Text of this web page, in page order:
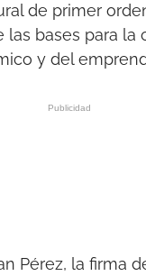
de primer
bases para la
y del
Pérez, la firma